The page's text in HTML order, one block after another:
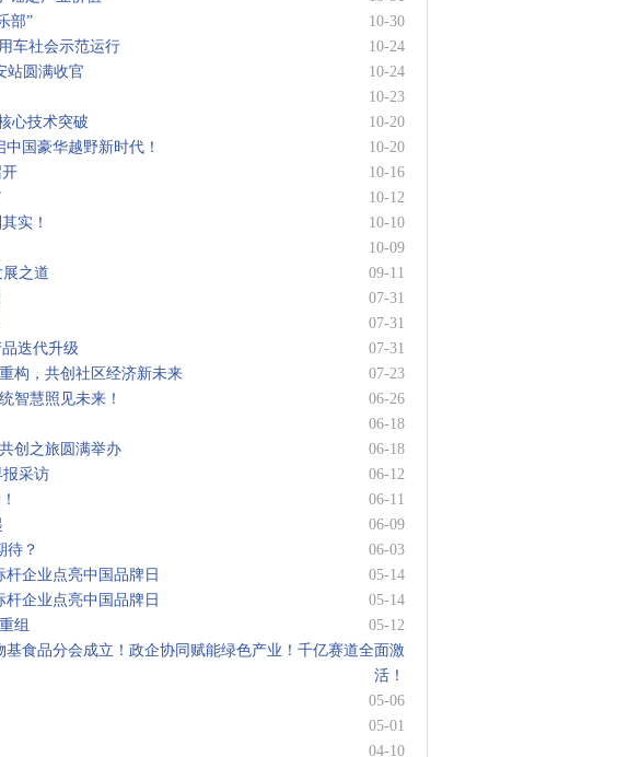
部”
10-30
车社会示范运行
10-24
站圆满收官
10-24
10-23
心技术突破
10-20
国豪华越野新时代！
10-20
10-16
10-12
实！
10-10
10-09
之道
09-11
07-31
07-31
迭代升级
07-31
构，共创社区经济新未来
07-23
智慧照见未来！
06-26
06-18
创之旅圆满举办
06-18
采访
06-12
06-11
06-09
待？
06-03
企业点亮中国品牌日
05-14
企业点亮中国品牌日
05-14
组
05-12
食品分会成立！政企协同赋能绿色产业！千亿赛道全面激
活！
05-06
05-01
04-10